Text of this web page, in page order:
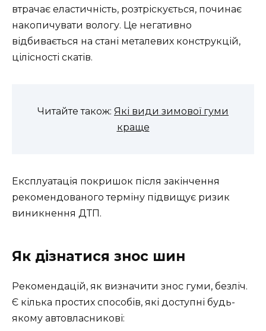
втрачає еластичність, розтріскується, починає
накопичувати вологу. Це негативно
відбивається на стані металевих конструкцій,
цілісності скатів.
Читайте також: Які види зимової гуми
краще
Експлуатація покришок після закінчення
рекомендованого терміну підвищує ризик
виникнення ДТП.
Як дізнатися знос шин
Рекомендацій, як визначити знос гуми, безліч.
Є кілька простих способів, які доступні будь-
якому автовласникові: